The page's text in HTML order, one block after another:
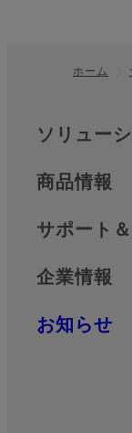
ホーム
クイックリ
ソリュー
商品情報
サポート
企業情報
お知らせ
公式SNS